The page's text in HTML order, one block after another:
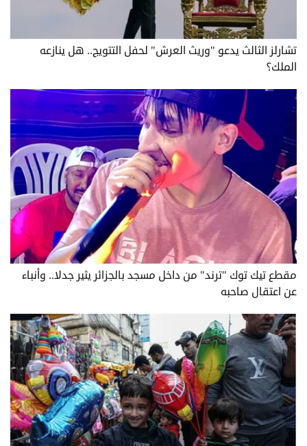
تشارلز الثالث يدعو "وريث العرش" لحفل التتويج.. هل ينازعه
الملك؟
مقطع تيك توك "ترند" من داخل مسجد بالجزائر يثير جدلا.. وأنباء
عن اعتقال صاحبه